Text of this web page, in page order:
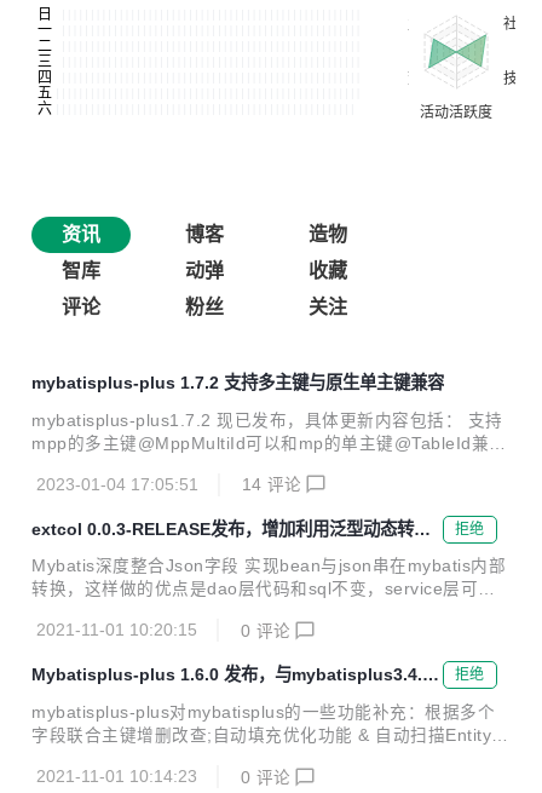
资讯 博客
造物
智库
动弹
收藏
评论
粉丝 关注
mybatisplus-plus 1.7.2 支持多主键与原生单主键兼容
mybatisplus-plus1.7.2 现已发布，具体更新内容包括： 支持
mpp的多主键@MppMultiId可以和mp的单主键@TableId兼
继承多主键entity 对mybatisplus-plus在逻辑saveorupdate时
的效果，对ds多数据源等做了测试，与原生mybatisplus表现
一致。
2023-01-04 17:05:51 14 评论
extcol 0.0.3-RELEASE发布，增加利用泛型动态转换
数据库json字段功能
拒绝
Mybatis深度整合Json字段 实现bean与json串在mybatis内部
转换，这样做的优点是dao层代码和sql不变，service层可以
高开发效率。 Extcol包中TypeHandler子类TagToJsonTypeH
andler 实现mybatis在数据库操作过程中的参数输入和结果转
换的拦截。拦截父类为ExtBeanWrapper的对象。 使TagToJs
onTypeHandler生效需要配置mybatis.typeHandlersPackage
(如果使用mybatisplus，则配置mybatis-plus.typeH...
2021-11-01 10:20:15 0 评论
Mybatisplus-plus 1.6.0 发布，与mybatisplus3.4.3.
2+兼容
拒绝
mybatisplus-plus对mybatisplus的一些功能补充：根据多个
字段联合主键增删改查;自动填充优化功能 & 自动扫描Entity类
0解决了与mybatisplus3.4.3.2+兼容性问题
2021-11-01 10:14:23 0 评论